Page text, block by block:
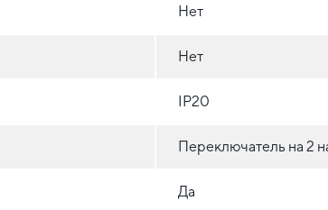
Нет
Нет
IP20
Переключатель на 2
Да